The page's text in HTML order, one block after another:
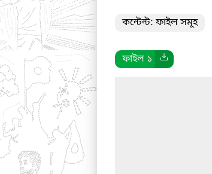
কন্টেন্ট: ফাইল সমূহ
ফাইল ১